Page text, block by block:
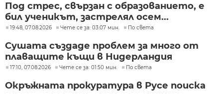
Под стрес, свързан с образованието, е
бил ученикът, застрелял осем...
19:48, 07.08.2026 Чете се за: 03:07 мин. По света
Сушата създаде проблем за много от
плаващите къщи в Нидерландия
17:10, 07.08.2026 Чете се за: 01:50 мин. По света
Окръжната прокуратура в Русе поиска